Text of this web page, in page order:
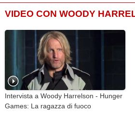
VIDEO CON WOODY
Intervista a Woody Harrelson - Hunger
Games: La ragazza di fuoco